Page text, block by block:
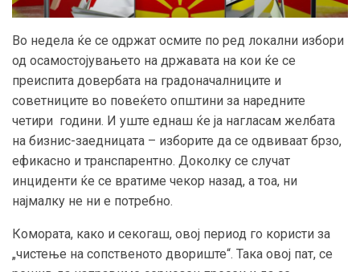
Во недела ќе се одржат осмите по ред локални избори
од осамостојувањето на државата на кои ќе се
преиспита довербата на градоначалниците и
советниците во повеќето општини за наредните
четири години. И уште еднаш ќе ја нагласам желбата
на бизнис-заедницата – изборите да се одвиваат брзо,
ефикасно и транспарентно. Доколку се случат
инциденти ќе се вратиме чекор назад, а тоа, ни
најмалку не ни е потребно.
Комората, како и секогаш, овој период го користи за
„чистење на сопственото двориште“. Така овој пат, се